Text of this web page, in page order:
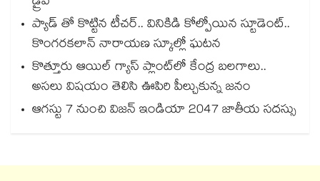
ప్యాడ్ తో కొట్టిన టీచర్‌‌.. వినికిడి కోల్పోయిన స్టూడెంట్..
కొంగరకలాన్ నారాయణ స్కూల్లో ఘటన
కొత్తూరు ఆయిల్ గ్యాస్⁪ ప్లాంట్⁫లో కేంద్ర బలగాలు..
అసలు విషయం తెలిసి ఊపిరి పీల్చుకున్న జనం
ఆగస్టు 7 నుంచి విజన్ ఇండియా 2047 జాతీయ సదస్సు